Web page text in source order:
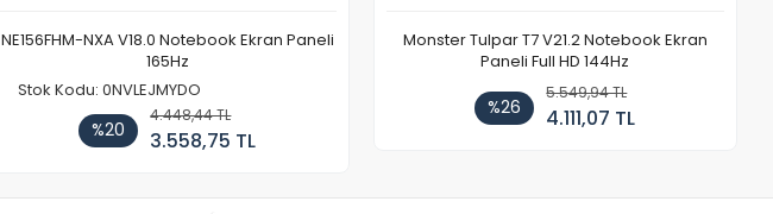
NE156FHM-NXA V18.0 Notebook Ekran Paneli
165Hz
Stok Kodu: 0NVLEJMYDO
%20
4.448,44 TL
3.558,75 TL
Monster Tulpar T7 V21.2 Notebook Ekran
Paneli Full HD 144Hz
%26
5.549,94 TL
4.111,07 TL